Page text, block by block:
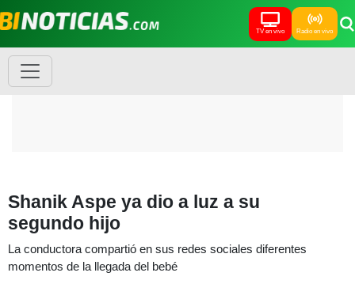
TV en vivo Radio en vivo
Shanik Aspe ya dio a luz a su
segundo hijo
La conductora compartió en sus redes sociales diferentes
momentos de la llegada del bebé